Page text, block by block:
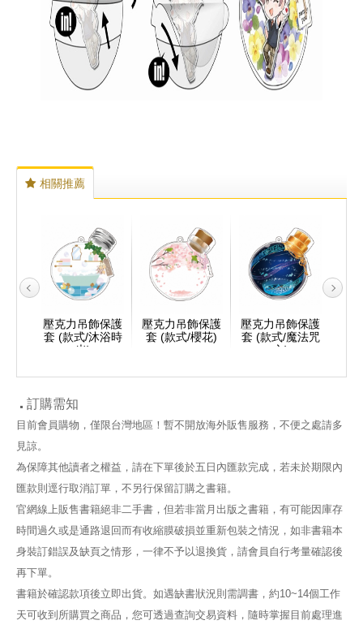
相關推薦
壓克力吊飾保護
套 (款式/沐浴時
光)
壓克力吊飾保護
套 (款式/櫻花)
壓克力吊飾保護
套 (款式/魔法咒
文)
訂購需知
目前會員購物，僅限台灣地區！暫不開放海外販售服務，不便之處請多
見諒。
為保障其他讀者之權益，請在下單後於五日內匯款完成，若未於期限內
匯款則逕行取消訂單，不另行保留訂購之書籍。
官網線上販售書籍絕非二手書，但若非當月出版之書籍，有可能因庫存
時間過久或是通路退回而有收縮膜破損並重新包裝之情況，如非書籍本
身裝訂錯誤及缺頁之情形，一律不予以退換貨，請會員自行考量確認後
再下單。
書籍於確認款項後立即出貨。如遇缺書狀況則需調書，約10~14個工作
天可收到所購買之商品，您可透過查詢交易資料，隨時掌握目前處理進